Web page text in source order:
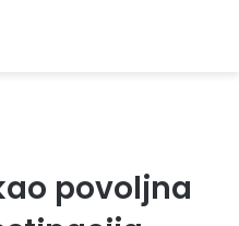
povoljna